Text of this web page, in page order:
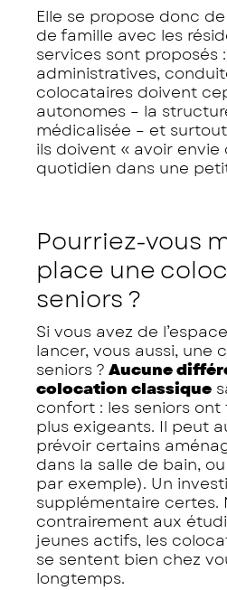
Elle se propose donc
de famille avec les
services sont proposés
administratives,
colocataires doivent
autonomes – la
médicalisée – et
ils doivent « avoir
quotidien dans une
Pourriez-vous
place une
seniors ?
Si vous avez de
lancer, vous aussi, une
seniors ? Aucune
colocation classique
confort : les seniors
plus exigeants. Il peut
prévoir certains
dans la salle de bain,
par exemple). Un
supplémentaire certes.
contrairement aux
jeunes actifs, les
se sentent bien chez
longtemps.